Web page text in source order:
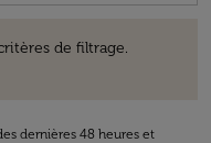
de filtrage.
dernières 48 heures et